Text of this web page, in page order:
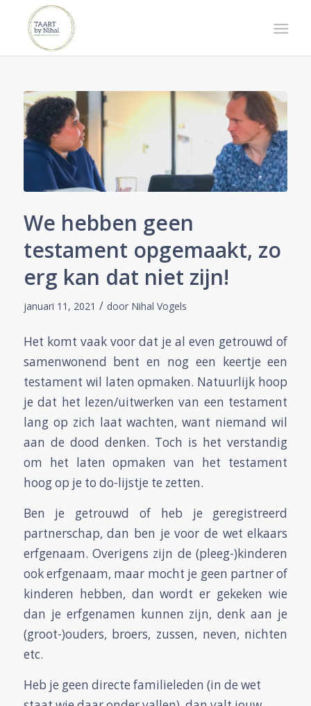
We hebben geen
testament opgemaakt, zo
erg kan dat niet zijn!
januari 11, 2021 / door Nihal Vogels
Het komt vaak voor dat je al even getrouwd of
samenwonend bent en nog een keertje een
testament wil laten opmaken. Natuurlijk hoop
je dat het lezen/uitwerken van een testament
lang op zich laat wachten, want niemand wil
aan de dood denken. Toch is het verstandig
om het laten opmaken van het testament
hoog op je to do-lijstje te zetten.
Ben je getrouwd of heb je geregistreerd
partnerschap, dan ben je voor de wet elkaars
erfgenaam. Overigens zijn de (pleeg-)kinderen
ook erfgenaam, maar mocht je geen partner of
kinderen hebben, dan wordt er gekeken wie
dan je erfgenamen kunnen zijn, denk aan je
(groot-)ouders, broers, zussen, neven, nichten
etc.
Heb je geen directe familieleden (in de wet